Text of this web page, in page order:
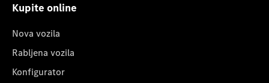
Kupite online
Nova vozila
Rabljena vozila
Konfigurator